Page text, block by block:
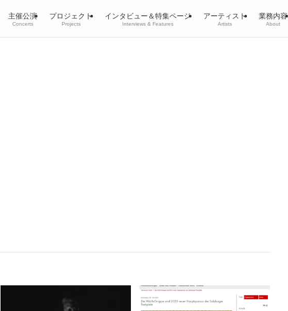
主催公演
Concerts
プロジェクト
Projects
インタビュー＆特集ページ
Interviews & Features
アーティスト
Artists
業務内容
About